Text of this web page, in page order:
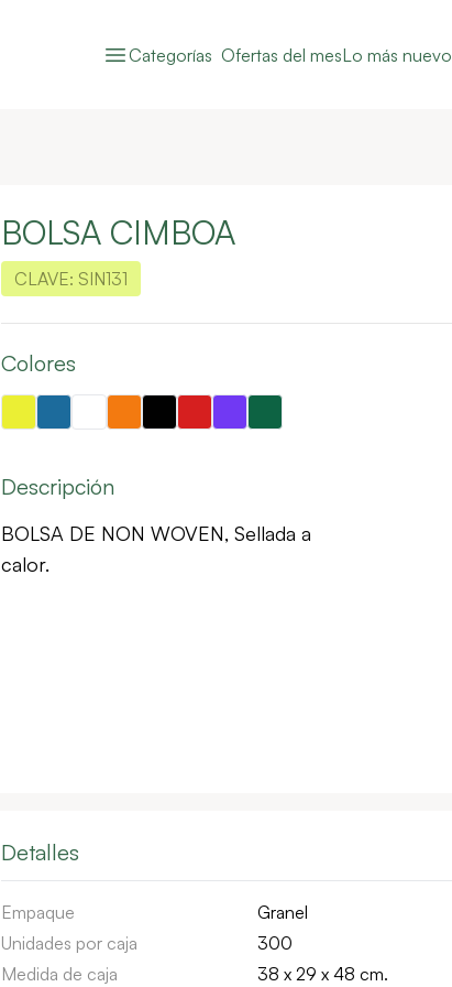
Categorías Ofertas del mesLo más nuevo
BOLSA CIMBOA
CLAVE: SIN131
Colores
Descripción
BOLSA DE NON WOVEN, Sellada a
calor.
Detalles
Empaque Granel
Unidades por caja
300
Medida de caja
38 x 29 x 48 cm.